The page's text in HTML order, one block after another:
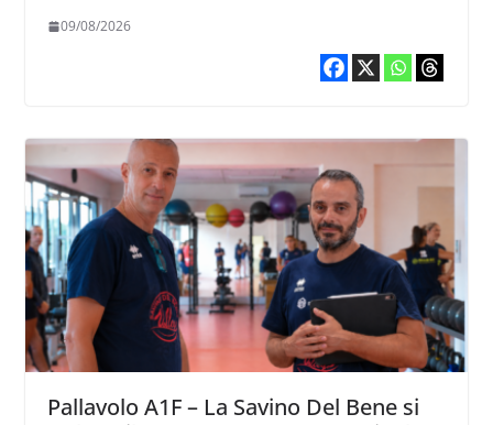
09/08/2026
Pallavolo A1F – La Savino Del Bene si